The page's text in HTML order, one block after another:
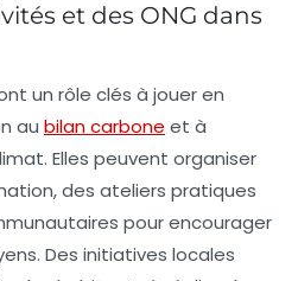
et des ONG dans
un rôle clés à jouer en
au bilan carbone et à
Elles peuvent organiser
des ateliers pratiques
pour encourager
Des initiatives locales